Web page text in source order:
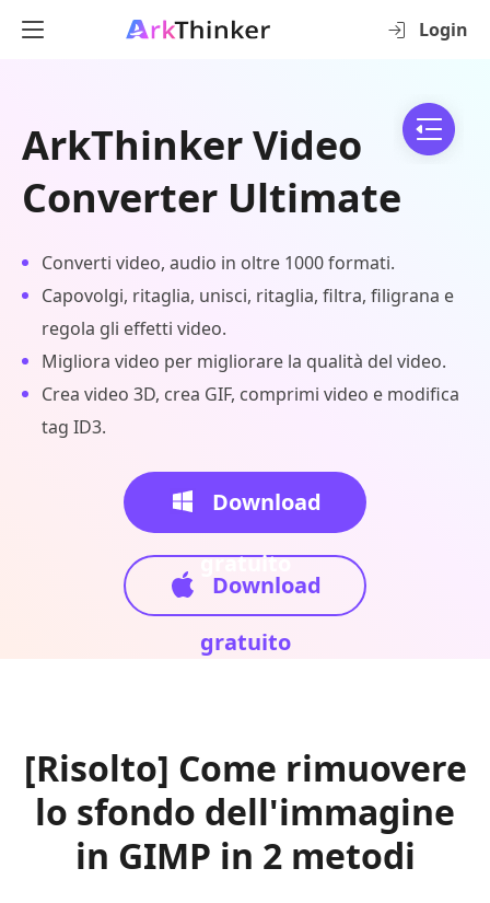
Login
ArkThinker Video
Converter Ultimate
Converti video, audio in oltre 1000 formati.
Capovolgi, ritaglia, unisci, ritaglia, filtra, filigrana e
regola gli effetti video.
Migliora video per migliorare la qualità del video.
Crea video 3D, crea GIF, comprimi video e modifica
tag ID3.
Download
gratuito
Download
gratuito
[Risolto] Come rimuovere
lo sfondo dell'immagine
in GIMP in 2 metodi